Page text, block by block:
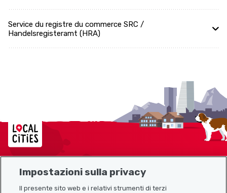
Service du registre du commerce SRC /
Handelsregisteramt (HRA)
Localcities
Impostazioni sulla privacy
Il presente sito web e i relativi strumenti di terzi